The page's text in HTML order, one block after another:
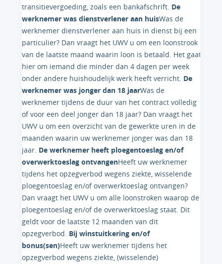
transitievergoeding, zoals een bankafschrift. De
werknemer was dienstverlener aan huisWas de
werknemer dienstverlener aan huis in dienst bij een
particulier? Dan vraagt het UWV u om een loonstrook
van de laatste maand waarin loon is betaald. Het gaat
hier om iemand die minder dan 4 dagen per week
onder andere huishoudelijk werk heeft verricht. De
werknemer was jonger dan 18 jaarWas de
werknemer tijdens de duur van het contract volledig
of voor een deel jonger dan 18 jaar? Dan vraagt het
UWV u om een overzicht van de gewerkte uren in de
maanden waarin uw werknemer jonger was dan 18
jaar. De werknemer heeft ploegentoeslag en/of
overwerktoeslag ontvangenHeeft uw werknemer
tijdens het opzegverbod wegens ziekte, wisselende
ploegentoeslag en/of overwerktoeslag ontvangen?
Dan vraagt het UWV u om alle loonstroken waarop de
ploegentoeslag en/of de overwerktoeslag staat. Dit
geldt voor de laatste 12 maanden van dit
opzegverbod. Bij winstuitkering en/of
bonus(sen)Heeft uw werknemer tijdens het
opzegverbod wegens ziekte, (wisselende)